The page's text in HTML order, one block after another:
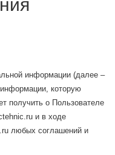
информации (далее –
которую
получить о Пользователе
и в ходе
любых соглашений и